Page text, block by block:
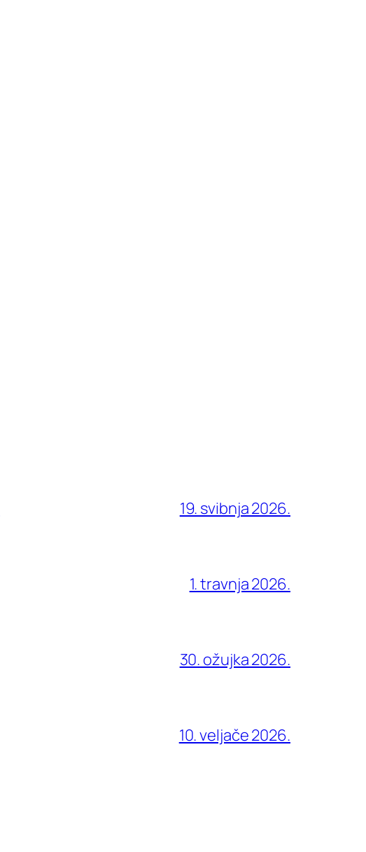
19. svibnja 2026.
1. travnja 2026.
30. ožujka 2026.
10. veljače 2026.